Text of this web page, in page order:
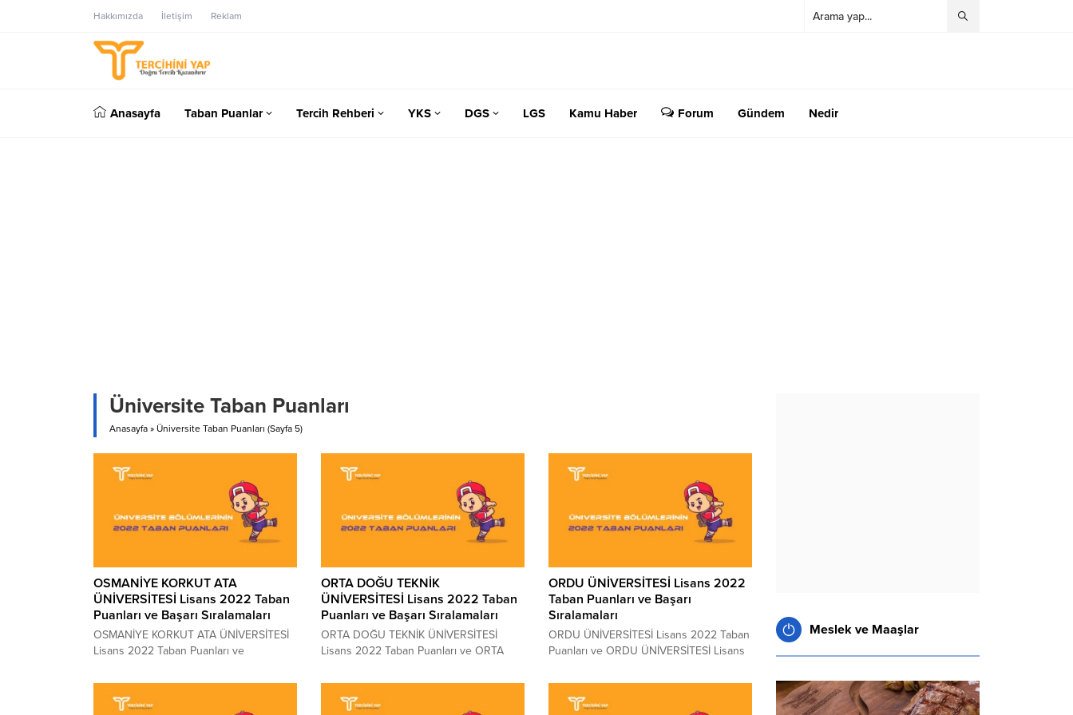
Hakkımızda İletişim Reklam
Anasayfa Taban Puanlar Tercih Rehberi YKS DGS LGS Kamu Haber Forum Gündem Nedir
Üniversite Taban Puanları
Anasayfa » Üniversite Taban Puanları (Sayfa 5)
OSMANİYE KORKUT ATA
ÜNİVERSİTESİ Lisans 2022 Taban
Puanları ve Başarı Sıralamaları
OSMANİYE KORKUT ATA ÜNİVERSİTESİ
Lisans 2022 Taban Puanları ve
Lisans Başarı Sıralamaları 2022
OSMANİYE KORKUT ATA ÜNİVERSİTESİ
ORTA DOĞU TEKNİK
ÜNİVERSİTESİ Lisans 2022 Taban
Puanları ve Başarı Sıralamaları
ORTA DOĞU TEKNİK ÜNİVERSİTESİ
Lisans 2022 Taban Puanları ve ORTA
Başarı Sıralamaları 2022 ORTA DOĞU
TEKNİK ÜNİVERSİTESİ kaç puanla
ORDU ÜNİVERSİTESİ Lisans 2022
Taban Puanları ve Başarı
Sıralamaları
ORDU ÜNİVERSİTESİ Lisans 2022 Taban
Puanları ve ORDU ÜNİVERSİTESİ Lisans
ÜNİVERSİTESİ kaç puanla kapattı? ORDU
ÜNİVERSİTESİ sıralaması. 2022 yılında
Meslek ve Maaşlar